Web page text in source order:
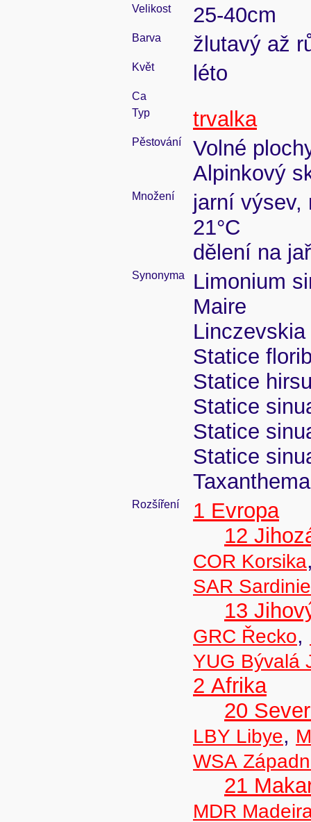
Velikost 25-40cm
Barva žlutavý až
Květ léto
Ca
Typ
trvalka
Pěstování
Volné
Alpinkový
Množení
jarní výsev,
21°C
dělení na
Synonyma
Limonium
Maire
Statice
Statice
Statice
Statice
Statice
Rozšíření
1 Evropa
12
COR Korsika
SAR Sardinie
13
GRC Řecko,
YUG Bývalá
2 Afrika
20
LBY Libye,
WSA
21
MDR